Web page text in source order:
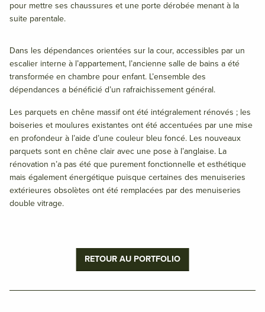
pour mettre ses chaussures et une porte dérobée menant à la
suite parentale.
Dans les dépendances orientées sur la cour, accessibles par un
escalier interne à l’appartement, l’ancienne salle de bains a été
transformée en chambre pour enfant. L’ensemble des
dépendances a bénéficié d’un rafraichissement général.
Les parquets en chêne massif ont été intégralement rénovés ; les
boiseries et moulures existantes ont été accentuées par une mise
en profondeur à l’aide d’une couleur bleu foncé. Les nouveaux
parquets sont en chêne clair avec une pose à l’anglaise. La
rénovation n’a pas été que purement fonctionnelle et esthétique
mais également énergétique puisque certaines des menuiseries
extérieures obsolètes ont été remplacées par des menuiseries
double vitrage.
RETOUR AU PORTFOLIO